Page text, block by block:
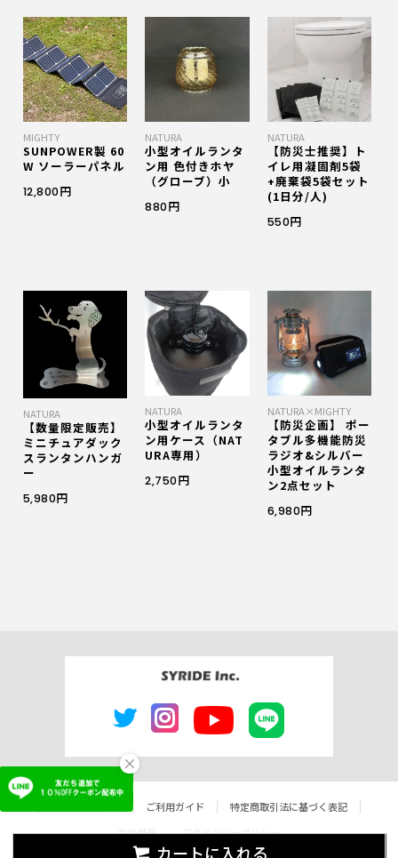
カートに入れる
MIGHTY
SUNPOWER製 60
W ソーラーパネル
12,800円
NATURA
小型オイルランタ
ン用 色付きホヤ
（グローブ）小
880円
NATURA
【防災士推奨】ト
イレ用凝固剤5袋
+廃棄袋5袋セット
(1日分/人)
550円
NATURA
【数量限定販売】
ミニチュアダック
スランタンハンガ
ー
5,980円
NATURA
小型オイルランタ
ン用ケース（NAT
URA専用）
2,750円
NATURA×MIGHTY
【防災企画】 ポー
タブル多機能防災
ラジオ&シルバー
小型オイルランタ
ン2点セット
6,980円
×
ご利用ガイド
特定商取引法に基づく表記
会社概要
プライバシーポリシー